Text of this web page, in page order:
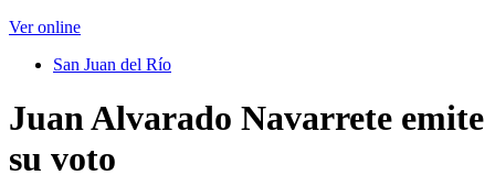
Ver online
San Juan del Río
Juan Alvarado Navarrete emite
su voto